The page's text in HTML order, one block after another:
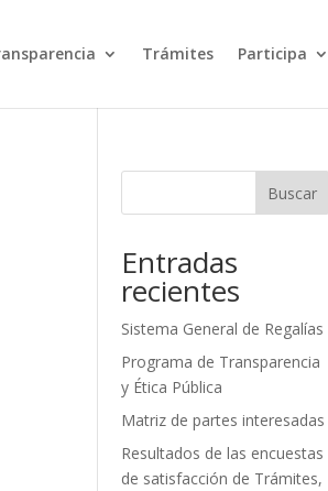
Trámites Participa
Buscar
Entradas
recientes
Sistema General de Regalías
Programa de Transparencia
y Ética Pública
Matriz de partes interesadas
Resultados de las encuestas
de satisfacción de Trámites,